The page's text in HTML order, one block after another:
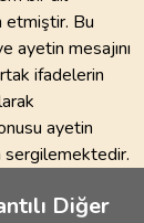
etmiştir. Bu
ayetin mesajını
ifadelerin
ayetin
sergilemektedir.
Diğer